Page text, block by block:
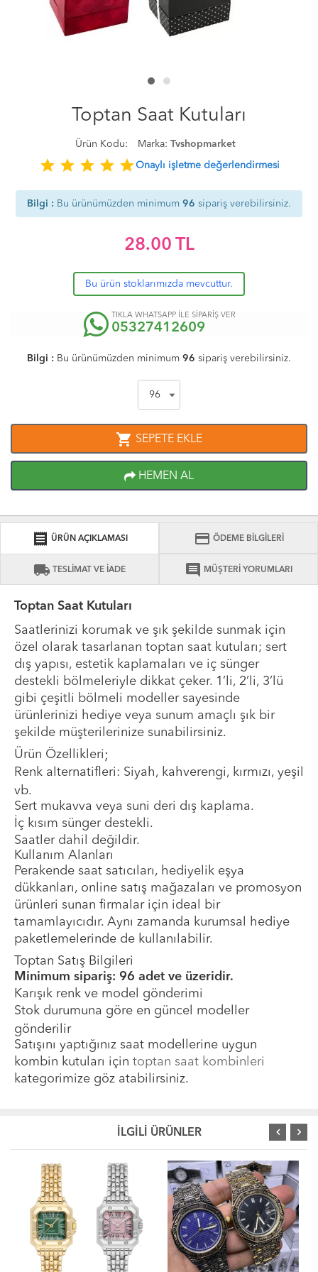
Toptan Saat Kutuları
Ürün Kodu: Marka: Tvshopmarket
star star star star starOnaylı işletme değerlendirmesi
Bilgi : Bu ürünümüzden minimum 96 sipariş verebilirsiniz.
28.00 TL
Bu ürün stoklarımızda mevcuttur.
TIKLA WHATSAPP İLE SİPARİŞ VER
05327412609
Bilgi : Bu ürünümüzden minimum 96 sipariş verebilirsiniz.
shopping_cart SEPETE EKLE
HEMEN AL
receipt ÜRÜN AÇIKLAMASI credit_card ÖDEME BİLGİLERİ
local_shipping TESLİMAT VE İADE comment MÜŞTERİ YORUMLARI
Toptan Saat Kutuları
Saatlerinizi korumak ve şık şekilde sunmak için
özel olarak tasarlanan toptan saat kutuları; sert
dış yapısı, estetik kaplamaları ve iç sünger
destekli bölmeleriyle dikkat çeker. 1’li, 2’li, 3’lü
gibi çeşitli bölmeli modeller sayesinde
ürünlerinizi hediye veya sunum amaçlı şık bir
şekilde müşterilerinize sunabilirsiniz.
Ürün Özellikleri;
Renk alternatifleri: Siyah, kahverengi, kırmızı, yeşil
vb.
Sert mukavva veya suni deri dış kaplama.
İç kısım sünger destekli.
Saatler dahil değildir.
Kullanım Alanları
Perakende saat satıcıları, hediyelik eşya
dükkanları, online satış mağazaları ve promosyon
ürünleri sunan firmalar için ideal bir
tamamlayıcıdır. Aynı zamanda kurumsal hediye
paketlemelerinde de kullanılabilir.
Toptan Satış Bilgileri
Minimum sipariş: 96 adet ve üzeridir.
Karışık renk ve model gönderimi
Stok durumuna göre en güncel modeller
gönderilir
Satışını yaptığınız saat modellerine uygun
kombin kutuları için toptan saat kombinleri
kategorimize göz atabilirsiniz.
İLGİLİ ÜRÜNLER